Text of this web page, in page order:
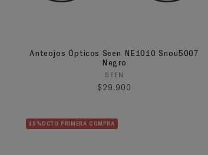
Anteojos Ópticos Seen NE1010 Snou5007
Negro
Proveedor:
SEEN
Precio habitual
$29.900
15%DCTO PRIMERA COMPRA